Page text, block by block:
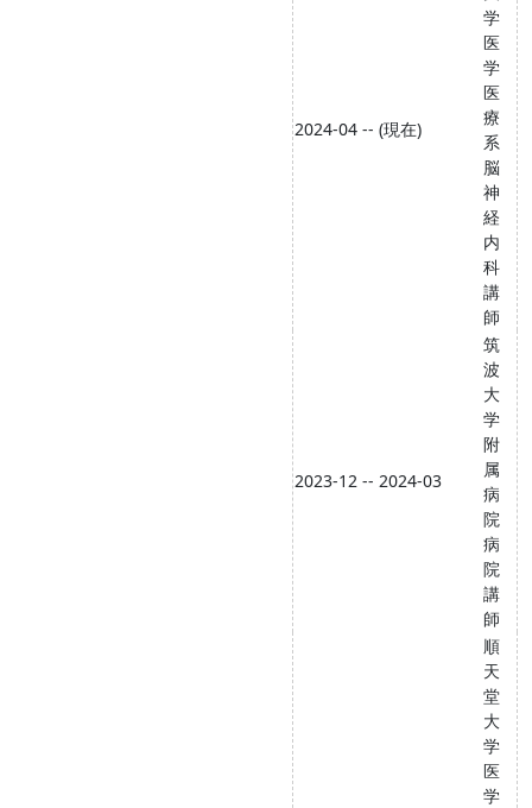
2024-04 -- (現在)
学
医
学
医
療
系
脳
神
経
内
科
講
師
2023-12 -- 2024-03
筑
波
大
学
附
属
病
院
病
院
講
師
順
天
堂
大
学
医
学